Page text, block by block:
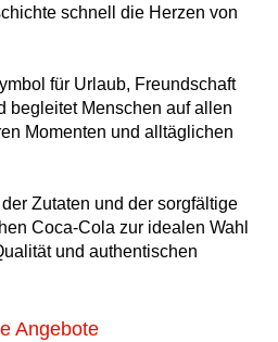
schnell die Herzen von
für Urlaub, Freundschaft
begleitet Menschen auf allen
Momenten und alltäglichen
Zutaten und der sorgfältige
Coca-Cola zur idealen Wahl
und authentischen
Angebote